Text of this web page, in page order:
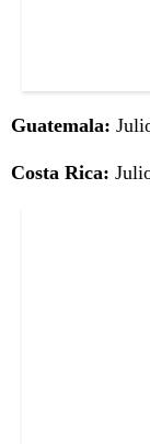
Guatemala:
Costa Rica: